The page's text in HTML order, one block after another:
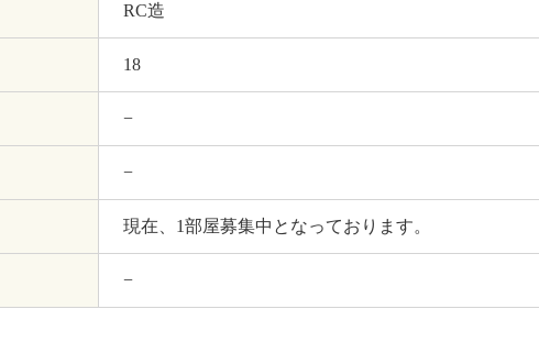
RC造
18
−
−
現在、1部屋募集中となっております。
−